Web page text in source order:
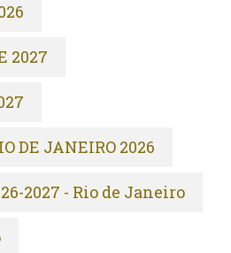
2027
DE JANEIRO 2026
2027 - Rio de Janeiro